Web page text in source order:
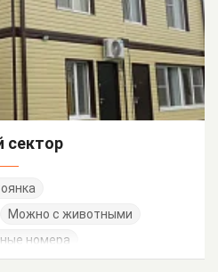
сектор
Можно с животными
номера